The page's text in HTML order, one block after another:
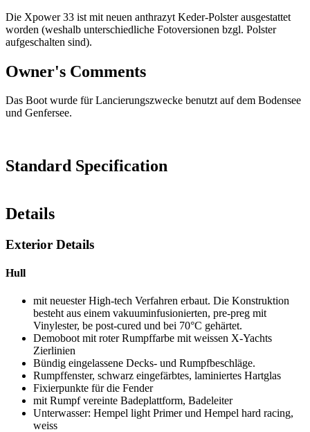
Die Xpower 33 ist mit neuen anthrazyt Keder-Polster ausgestattet
worden (weshalb unterschiedliche Fotoversionen bzgl. Polster
aufgeschalten sind).
Owner's Comments
Das Boot wurde für Lancierungszwecke benutzt auf dem Bodensee
und Genfersee.
Standard Specification
Details
Exterior Details
Hull
mit neuester High-tech Verfahren erbaut. Die Konstruktion
besteht aus einem vakuuminfusionierten, pre-preg mit
Vinylester, be post-cured und bei 70°C gehärtet.
Demoboot mit roter Rumpffarbe mit weissen X-Yachts
Zierlinien
Bündig eingelassene Decks- und Rumpfbeschläge.
Rumpffenster, schwarz eingefärbtes, laminiertes Hartglas
Fixierpunkte für die Fender
mit Rumpf vereinte Badeplattform, Badeleiter
Unterwasser: Hempel light Primer und Hempel hard racing,
weiss